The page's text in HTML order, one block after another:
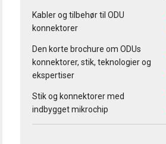
Kabler og tilbehør til ODU
konnektorer
Den korte brochure om ODUs
konnektorer, stik, teknologier og
ekspertiser
Stik og konnektorer med
indbygget mikrochip